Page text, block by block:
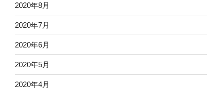
2020年8月
2020年7月
2020年6月
2020年5月
2020年4月